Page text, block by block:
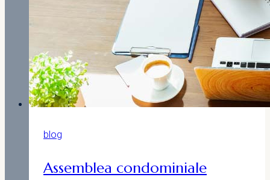
blog
Assemblea condominiale